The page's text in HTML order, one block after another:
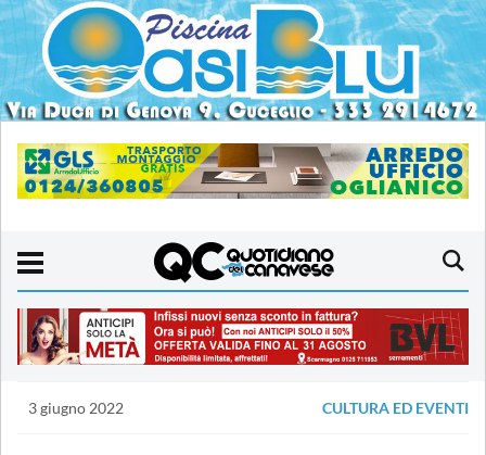
3 giugno 2022 CULTURA ED EVENTI